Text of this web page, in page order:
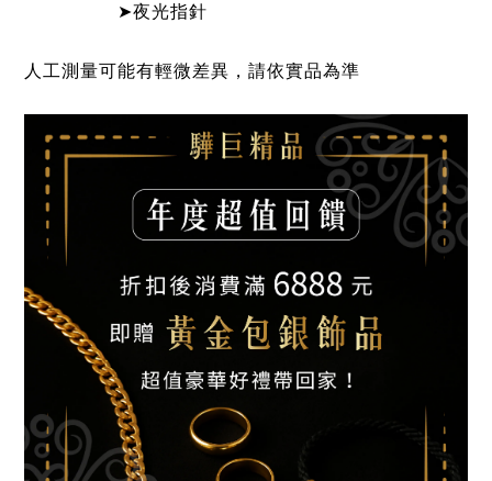
➤夜光指針
人工測量可能有輕微差異，請依實品為準